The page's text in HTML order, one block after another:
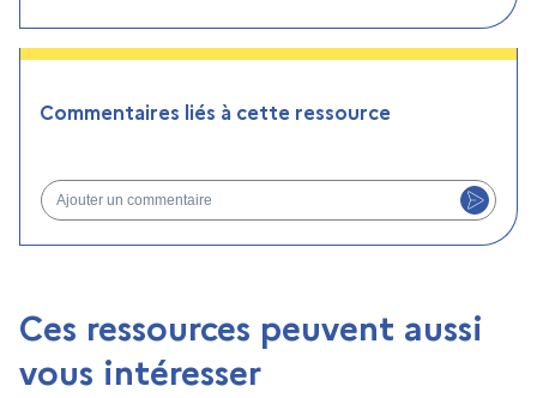
Commentaires liés à cette ressource
Ajouter un commentaire
Ces ressources peuvent aussi
vous intéresser